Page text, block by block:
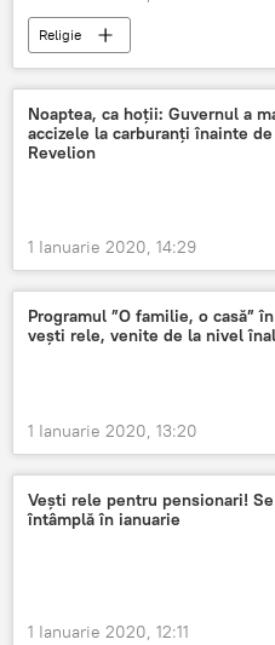
Religie
Noaptea, ca hoții: Guvernul a
accizele la carburanți înainte de
Revelion
1 Ianuarie 2020, 14:29
Programul ”O familie, o casă”
vești rele, venite de la nivel
1 Ianuarie 2020, 13:20
Vești rele pentru pensionari! Se
întâmplă în ianuarie
1 Ianuarie 2020, 12:11